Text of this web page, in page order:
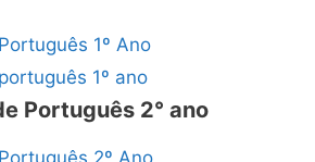
1º Ano
1º ano
Português 2° ano